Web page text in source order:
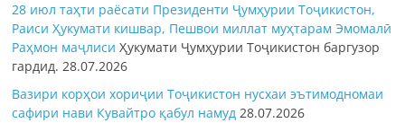
28 июл таҳти раёсати Президенти Ҷумҳурии Тоҷикистон,
Раиси Ҳукумати кишвар, Пешвои миллат муҳтарам Эмомалӣ
Раҳмон маҷлисиҲукумати Ҷумҳурии Тоҷикистон баргузор
гардид.28.07.2026
Вазири корҳои хориҷии Тоҷикистон нусхаи эътимодномаи
сафири нави Кувайтро қабул намуд 28.07.2026